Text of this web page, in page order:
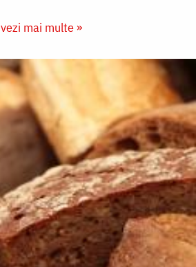
vezi mai multe »